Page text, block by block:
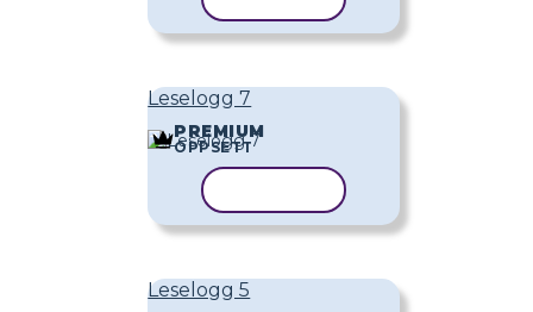
Leselogg 7
PREMIUM
OPPSETT
Leselogg 5